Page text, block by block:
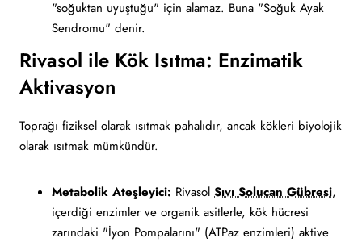
"soğuktan uyuştuğu" için alamaz. Buna "Soğuk Ayak
Sendromu" denir.
Rivasol ile Kök Isıtma: Enzimatik
Aktivasyon
Toprağı fiziksel olarak ısıtmak pahalıdır, ancak kökleri biyolojik
olarak ısıtmak mümkündür.
Metabolik Ateşleyici: Rivasol Sıvı Solucan Gübresi,
içerdiği enzimler ve organik asitlerle, kök hücresi
zarındaki "İyon Pompalarını" (ATPaz enzimleri) aktive